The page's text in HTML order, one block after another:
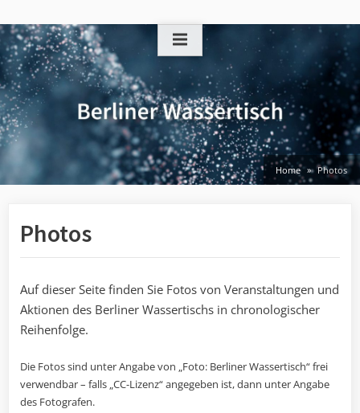
to
content
Home Photos
Photos
Auf dieser Seite finden Sie Fotos von Veranstaltungen und
Aktionen des Berliner Wassertischs in chronologischer
Reihenfolge.
Die Fotos sind unter Angabe von „Foto: Berliner Wassertisch“ frei
verwendbar – falls „CC-Lizenz“ angegeben ist, dann unter Angabe
des Fotografen.